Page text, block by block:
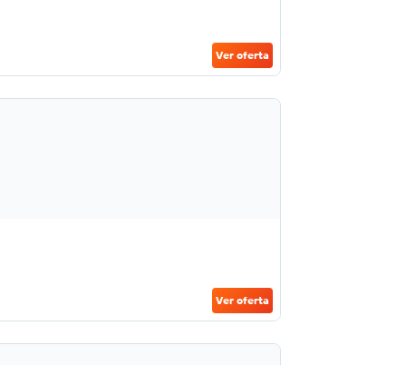
Ver oferta
Ver oferta